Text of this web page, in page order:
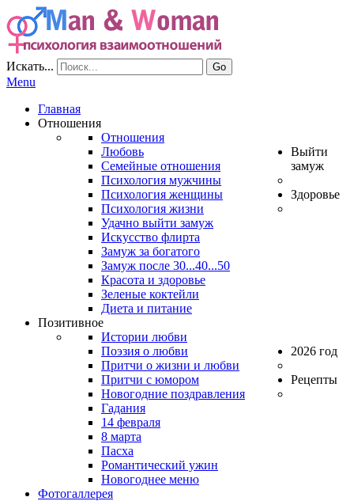
Искать... Go
Menu
Главная
Отношения
Отношения
Любовь
Семейные отношения
Психология мужчины
Психология женщины
Психология жизни
Выйти
замуж
Удачно выйти замуж
Искусство флирта
Замуж за богатого
Замуж после 30...40...50
Здоровье
Красота и здоровье
Зеленые коктейли
Диета и питание
Позитивное
Истории любви
Поэзия о любви
Притчи о жизни и любви
Притчи с юмором
2026 год
Новогодние поздравления
Гадания
14 февраля
8 марта
Рецепты
Пасха
Романтический ужин
Новогоднее меню
Фотогаллерея